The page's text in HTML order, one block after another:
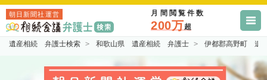
朝日新聞社運営 月間閲覧件数
200万超
遺産相続 弁護士検索 和歌山県 遺産相続 弁護士 伊都郡高野町 遺